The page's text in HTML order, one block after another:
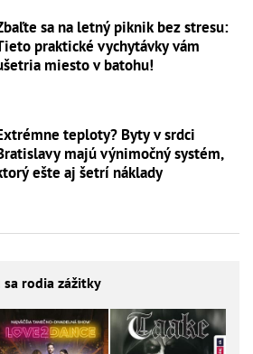
sa na letný piknik bez stresu:
praktické vychytávky vám
miesto v batohu!
teploty? Byty v srdci
majú výnimočný systém,
ešte aj šetrí náklady
sa rodia zážitky